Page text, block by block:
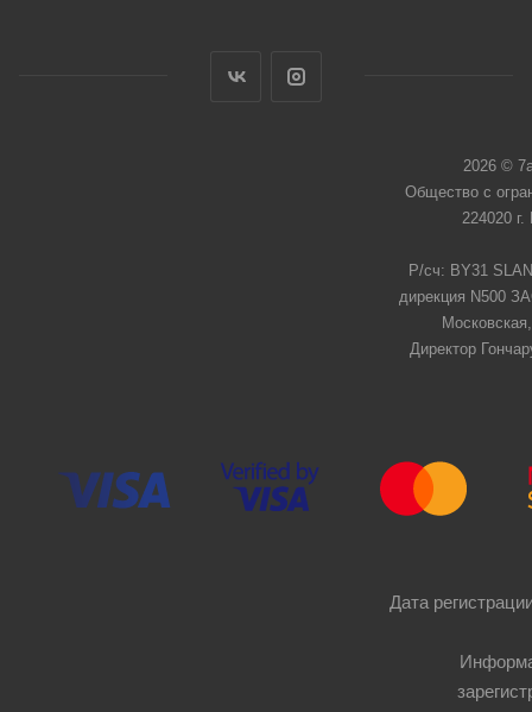
2026 ©
Общество с
224020
Р/сч: BY31
дирекция N500
Директор
Дата